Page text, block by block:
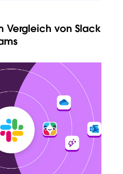
Vergleich von Slack